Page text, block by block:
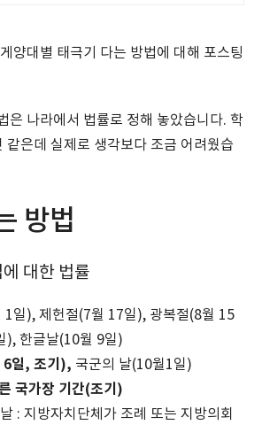
양대별 태극기 다는 방법에 대해 포스팅
은 나라에서 법률로 정해 놓았습니다. 학
같은데 실제로 생각보다 조금 어려웠습
방법
대한 법률
1일), 제헌절(7월 17일), 광복절(8월 15
), 한글날(10월 9일)
6일, 조기), 국군의 날(10월1일)
국가장 기간(조기)
: 지방자치단체가 조례 또는 지방의회